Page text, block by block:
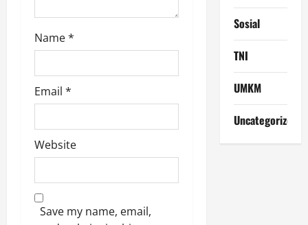
Name*
Email *
Website
Save my name, email,
Sosial
TNI
UMKM
Uncategorized